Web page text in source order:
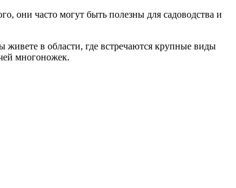
они часто могут быть полезны для садоводства и
живете в области, где встречаются крупные виды
многоножек.